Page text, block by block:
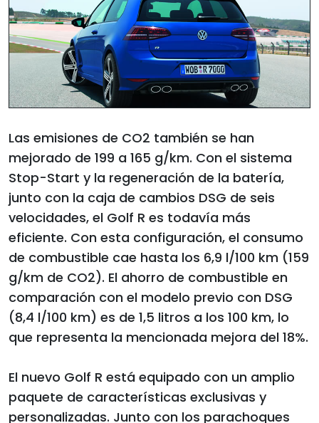
Las emisiones de CO2 también se han
mejorado de 199 a 165 g/km. Con el sistema
Stop-Start y la regeneración de la batería,
junto con la caja de cambios DSG de seis
velocidades, el Golf R es todavía más
eficiente. Con esta configuración, el consumo
de combustible cae hasta los 6,9 l/100 km (159
g/km de CO2). El ahorro de combustible en
comparación con el modelo previo con DSG
(8,4 l/100 km) es de 1,5 litros a los 100 km, lo
que representa la mencionada mejora del 18%.
El nuevo Golf R está equipado con un amplio
paquete de características exclusivas y
personalizadas. Junto con los parachoques